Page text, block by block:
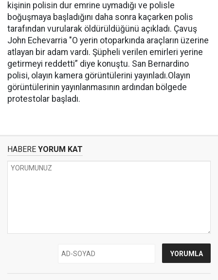
kişinin polisin dur emrine uymadığı ve polisle
boğuşmaya başladığını daha sonra kaçarken polis
tarafından vurularak öldürüldüğünü açıkladı. Çavuş
John Echevarria "O yerin otoparkında araçların üzerine
atlayan bir adam vardı. Şüpheli verilen emirleri yerine
getirmeyi reddetti” diye konuştu. San Bernardino
polisi, olayın kamera görüntülerini yayınladı.Olayın
görüntülerinin yayınlanmasının ardından bölgede
protestolar başladı.
HABERE YORUM KAT